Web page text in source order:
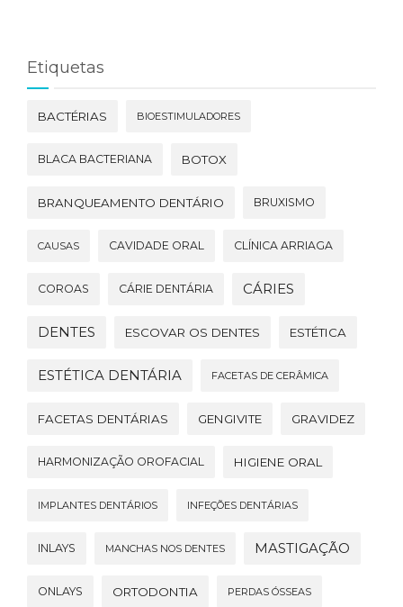
Etiquetas
BACTÉRIAS BIOESTIMULADORES
BLACA BACTERIANA BOTOX
BRANQUEAMENTO DENTÁRIO BRUXISMO
CAUSAS CAVIDADE ORAL CLÍNICA ARRIAGA
COROAS CÁRIE DENTÁRIA CÁRIES
DENTES ESCOVAR OS DENTES ESTÉTICA
ESTÉTICA DENTÁRIA FACETAS DE CERÂMICA
FACETAS DENTÁRIAS GENGIVITE GRAVIDEZ
HARMONIZAÇÃO OROFACIAL HIGIENE ORAL
IMPLANTES DENTÁRIOS INFEÇÕES DENTÁRIAS
INLAYS MANCHAS NOS DENTES MASTIGAÇÃO
ONLAYS ORTODONTIA PERDAS ÓSSEAS